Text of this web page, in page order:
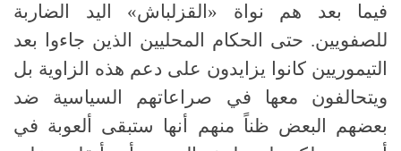
فيما بعد هم نواة «القزلباش» اليد الضاربة
للصفويين. حتى الحكام المحليين الذين جاءوا بعد
التيموريين كانوا يزايدون على دعم هذه الزاوية بل
ويتحالفون معها في صراعاتهم السياسية ضد
بعضهم البعض ظناً منهم أنها ستبقى ألعوبة في